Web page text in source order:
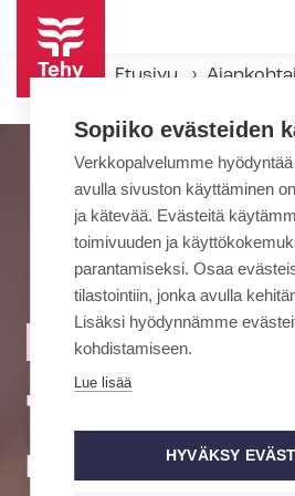
Hyppää
pääsisältöön
Etusivu
Määräaikainen työsopimus
Sopiiko evästeiden
Verkkopalvelumme
avulla sivuston käyttäminen
ja kätevää. Evästeitä
toimivuuden ja
parantamiseksi. Osaa
tilastointiin, jonka avulla
Lisäksi hyödynnämme
kohdistamiseen.
Lue lisää
HYVÄKSY